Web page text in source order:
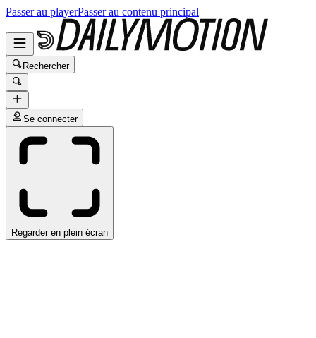
Passer au playerPasser au contenu principal
Rechercher
Se connecter
Regarder en plein écran